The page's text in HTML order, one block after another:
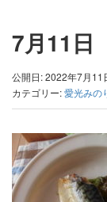
7月11日
公開日: 2022年7月11
カテゴリー:愛光みの